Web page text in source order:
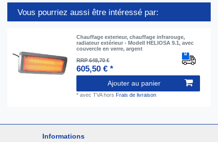
Vous pourriez aussi être intéressé par:
Chauffage exterieur, chauffage infrarouge,
radiateur extérieur - Modell HELIOSA 9.1, avec
couvercle en verre, argent
RRP 648,70 €
605,50 € *
Ajouter au panier
*avec TVAhors Frais de livraison
Informations